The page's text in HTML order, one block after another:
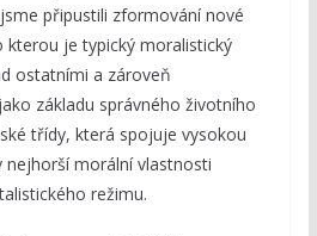
připustili zformování nové
kterou je typický moralistický
ostatními a zároveň
základu správného životního
třídy, která spojuje vysokou
morální vlastnosti
režimu.